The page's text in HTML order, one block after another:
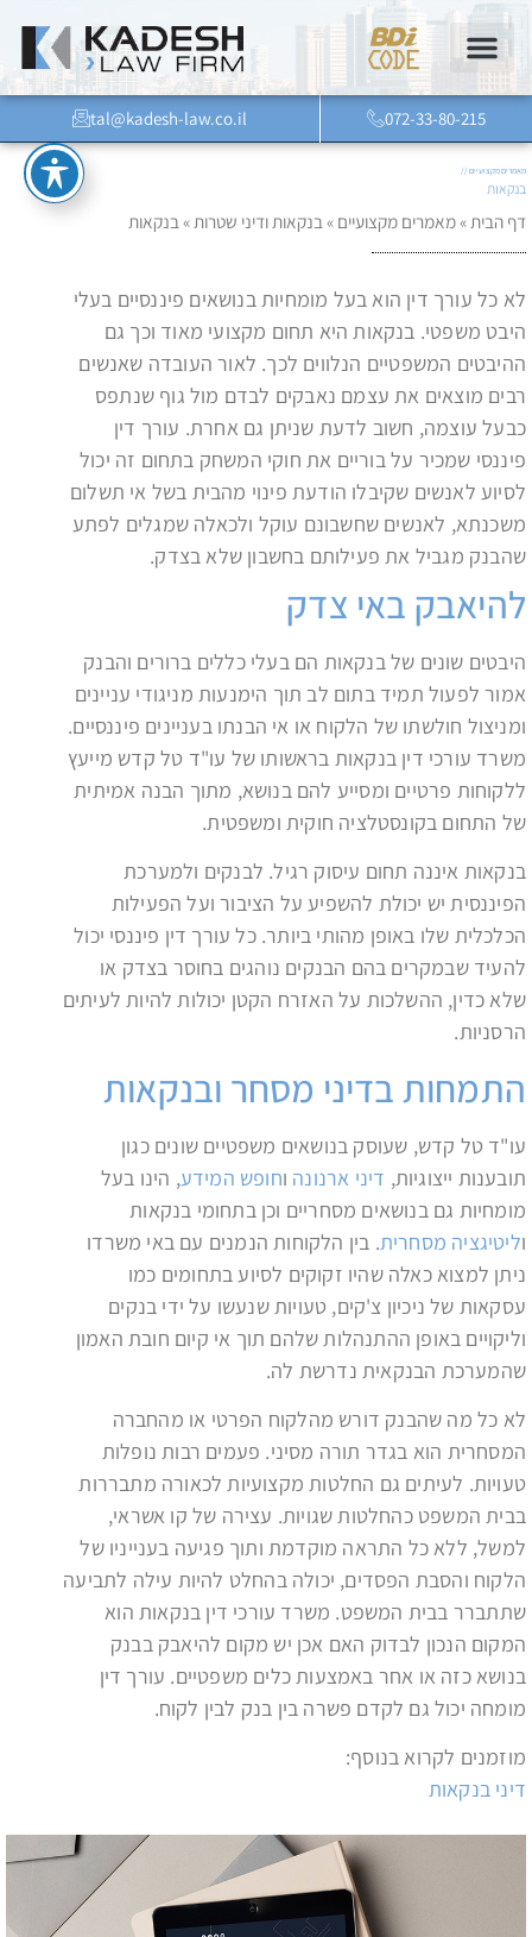
072-33-80-215
tal@kadesh-law.co.il
מאמרים מקצועיים //
בנקאות
דף הבית »מאמרים מקצועיים » בנקאות ודיני שטרות » בנקאות
לא כל עורך דין הוא בעל מומחיות בנושאים פיננסיים בעלי
היבט משפטי. בנקאות היא תחום מקצועי מאוד וכך גם
ההיבטים המשפטיים הנלווים לכך. לאור העובדה שאנשים
רבים מוצאים את עצמם נאבקים לבדם מול גוף שנתפס
כבעל עוצמה, חשוב לדעת שניתן גם אחרת. עורך דין
פיננסי שמכיר על בוריים את חוקי המשחק בתחום זה יכול
לסיוע לאנשים שקיבלו הודעת פינוי מהבית בשל אי תשלום
משכנתא, לאנשים שחשבונם עוקל ולכאלה שמגלים לפתע
שהבנק מגביל את פעילותם בחשבון שלא בצדק.
להיאבק באי צדק
היבטים שונים של בנקאות הם בעלי כללים ברורים והבנק
אמור לפעול תמיד בתום לב תוך הימנעות מניגודי עניינים
ומניצול חולשתו של הלקוח או אי הבנתו בעניינים פיננסיים.
משרד עורכי דין בנקאות בראשותו של עו"ד טל קדש מייעץ
ללקוחות פרטיים ומסייע להם בנושא, מתוך הבנה אמיתית
של התחום בקונסטלציה חוקית ומשפטית.
בנקאות איננה תחום עיסוק רגיל. לבנקים ולמערכת
הפיננסית יש יכולת להשפיע על הציבור ועל הפעילות
הכלכלית שלו באופן מהותי ביותר. כל עורך דין פיננסי יכול
להעיד שבמקרים בהם הבנקים נוהגים בחוסר בצדק או
שלא כדין, ההשלכות על האזרח הקטן יכולות להיות לעיתים
הרסניות.
התמחות בדיני מסחר ובנקאות
עו"ד טל קדש, שעוסק בנושאים משפטיים שונים כגון
תובענות ייצוגיות, דיני ארנונה וחופש המידע, הינו בעל
מומחיות גם בנושאים מסחריים וכן בתחומי בנקאות
וליטיגציה מסחרית. בין הלקוחות הנמנים עם באי משרדו
ניתן למצוא כאלה שהיו זקוקים לסיוע בתחומים כמו
עסקאות של ניכיון צ'קים, טעויות שנעשו על ידי בנקים
וליקויים באופן ההתנהלות שלהם תוך אי קיום חובת האמון
שהמערכת הבנקאית נדרשת לה.
לא כל מה שהבנק דורש מהלקוח הפרטי או מהחברה
המסחרית הוא בגדר תורה מסיני. פעמים רבות נופלות
טעויות. לעיתים גם החלטות מקצועיות לכאורה מתבררות
בבית המשפט כהחלטות שגויות. עצירה של קו אשראי,
למשל, ללא כל התראה מוקדמת ותוך פגיעה בענייניו של
הלקוח והסבת הפסדים, יכולה בהחלט להיות עילה לתביעה
שתתברר בבית המשפט. משרד עורכי דין בנקאות הוא
המקום הנכון לבדוק האם אכן יש מקום להיאבק בבנק
בנושא כזה או אחר באמצעות כלים משפטיים. עורך דין
מומחה יכול גם לקדם פשרה בין בנק לבין לקוח.
מוזמנים לקרוא בנוסף:
דיני בנקאות